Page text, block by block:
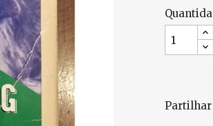
Partilhar